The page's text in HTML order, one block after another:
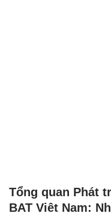
Tổng quan Phát
BAT Việt Nam: